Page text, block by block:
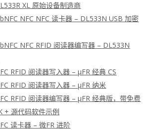
XL 原始设备制造商
NFC NFC 读卡器 – DL533N USB 加密
NFC RFID 阅读器编写器 – DL533N
RFID 阅读器写入器 – μFR 经典 CS
RFID 阅读器写入器 – μFR 纳米
RFID 阅读器编写器 – μFR 经典版，带免费
+ 源代码软件示例
读卡器 – 微FR 进阶